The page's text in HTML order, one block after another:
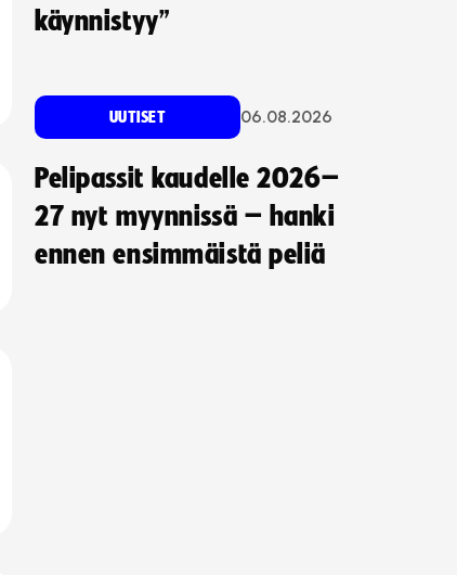
käynnistyy”
UUTISET 06.08.2026
Pelipassit kaudelle 2026–
27 nyt myynnissä – hanki
ennen ensimmäistä peliä